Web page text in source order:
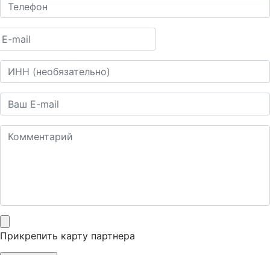
Прикрепить карту партнера